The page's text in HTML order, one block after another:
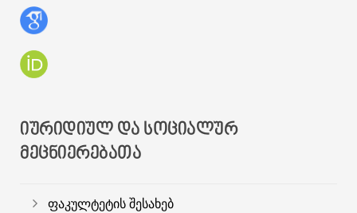
ᲘᲣᲠᲘᲓᲘᲣᲚ ᲓᲐ ᲡᲝᲪᲘᲐᲚᲣᲠ
ᲛᲔᲪᲜᲘᲔᲠᲔᲑᲐᲗᲐ
ფაკულტეტის შესახებ